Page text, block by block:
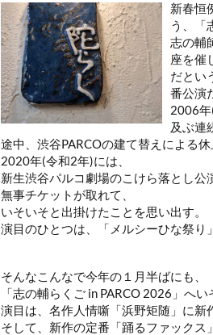
新春恒
う、「
志の輔
座を催
だとい
番公演
2006
及ぶ連
途中、渋谷PARCOの建て替えによる休
2020年(令和2年)には、
新生渋谷パルコ劇場のこけら落とし公
無事チケットが取れて、
いそいそと出掛けたことを思い出す。
演目のひとつは、「メルシーひな祭り
そんなこんなで今年の１月半ばにも、
「志の輔らくご in PARCO 2026」へい
演目は、名作人情噺「浜野矩随」に新
そして、新作の定番「踊るファックス